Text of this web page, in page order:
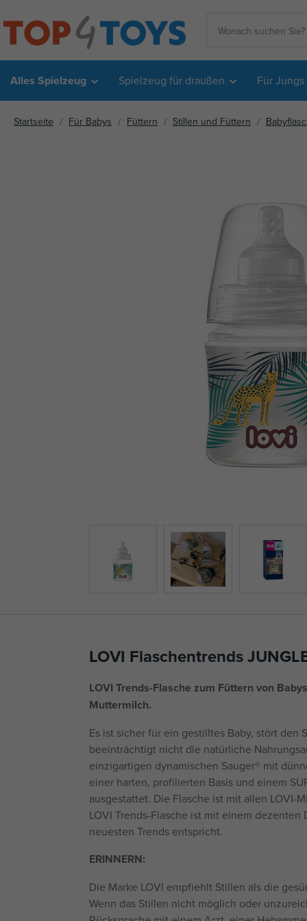
Alles Spielzeug Spielzeug für draußen Für Jungs
Startseite Für Babys Füttern Stillen und Füttern
LOVI Flaschentrends
LOVI Trends-Flasche zum Füttern von
Muttermilch.
Es ist sicher für ein gestilltes Baby, stört den
beeinträchtigt nicht die natürliche
einzigartigen dynamischen Sauger® mit
einer harten, profilierten Basis und einem
ausgestattet. Die Flasche ist mit allen LOVI-
LOVI Trends-Flasche ist mit einem dezenten
neuesten Trends entspricht.
ERINNERN:
Die Marke LOVI empfiehlt Stillen als die
Wenn das Stillen nicht möglich oder